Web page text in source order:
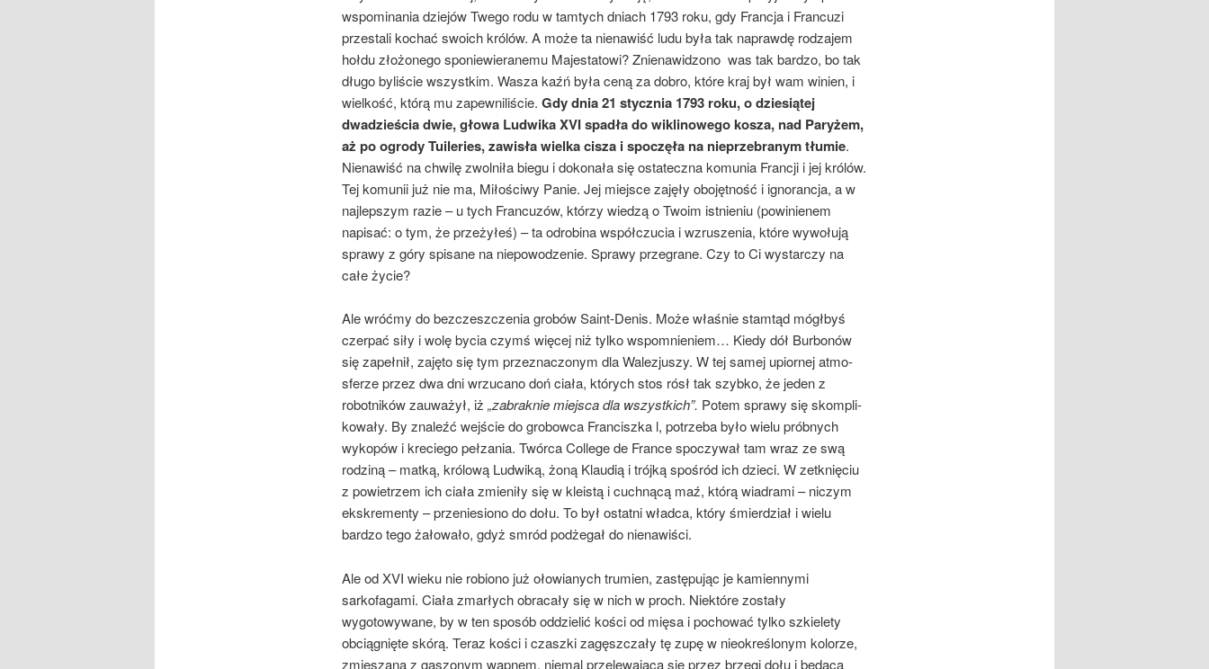
wspominania dziejów Twego rodu w tamtych dniach 1793 roku, gdy Francja i Francuzi
przestali kochać swoich królów. A może ta nienawiść ludu była tak naprawdę rodzajem
hołdu zło­żonego sponiewieranemu Majestatowi? Znienawidzono was tak bardzo, bo tak
długo byliście wszystkim. Wasza kaźń była ceną za dobro, które kraj był wam winien, i
wielkość, którą mu zapewniliście. Gdy dnia 21 stycznia 1793 roku, o dziesiątej
dwadzieścia dwie, głowa Ludwi­ka XVI spadła do wiklinowego kosza, nad Paryżem,
aż po ogrody Tuileries, zawisła wielka cisza i spoczęła na nieprzebranym tłumie.
Nienawiść na chwilę zwolniła biegu i dokonała się ostateczna komunia Francji i jej kró­lów.
Tej komunii już nie ma, Miłościwy Panie. Jej miej­sce zajęły obojętność i ignorancja, a w
najlepszym razie – u tych Francuzów, którzy wiedzą o Twoim istnieniu (powinienem
napisać: o tym, że przeżyłeś) – ta odrobi­na współczucia i wzruszenia, które wywołują
sprawy z góry spisane na niepowodzenie. Sprawy przegrane. Czy to Ci wystarczy na
całe życie?
Ale wróćmy do bezczeszczenia grobów Saint-Denis. Może właśnie stamtąd mógłbyś
czerpać siły i wolę bycia czymś więcej niż tylko wspomnieniem… Kiedy dół Burbonów
się zapełnił, zajęto się tym prze­znaczonym dla Walezjuszy. W tej samej upiornej atmo­
sferze przez dwa dni wrzucano doń ciała, których stos rósł tak szybko, że jeden z
robotników zauważył, iż „zabrak­nie miejsca dla wszystkich”. Potem sprawy się skompli­
kowały. By znaleźć wejście do grobowca Franciszka l, potrzeba było wielu próbnych
wykopów i kreciego pełzania. Twórca College de France spoczywał tam wraz ze swą
rodziną – matką, królową Ludwiką, żoną Klau­dią i trójką spośród ich dzieci. W zetknięciu
z powie­trzem ich ciała zmieniły się w kleistą i cuchnącą maź, którą wiadrami – niczym
ekskrementy – przeniesiono do dołu. To był ostatni władca, który śmierdział i wielu
bardzo tego żałowało, gdyż smród podżegał do niena­wiści.
Ale od XVI wieku nie robiono już ołowianych trumien, zastępując je kamiennymi
sarkofagami. Ciała zmarłych obracały się w nich w proch. Niektóre zostały
wygotowywane, by w ten sposób oddzielić kości od mię­sa i pochować tylko szkielety
obciągnięte skórą. Teraz kości i czaszki zagęszczały tę zupę w nieokreślonym ko­lorze,
zmieszaną z gaszonym wapnem, niemal przele­wającą się przez brzegi dołu i będącą